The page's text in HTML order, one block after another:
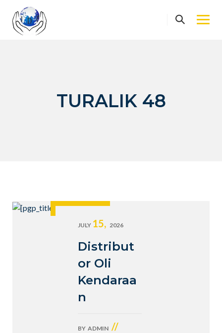
content
TURALIK 48
JULY 15, 2026
Distribut
or Oli
Kendaraa
n
BY ADMIN //